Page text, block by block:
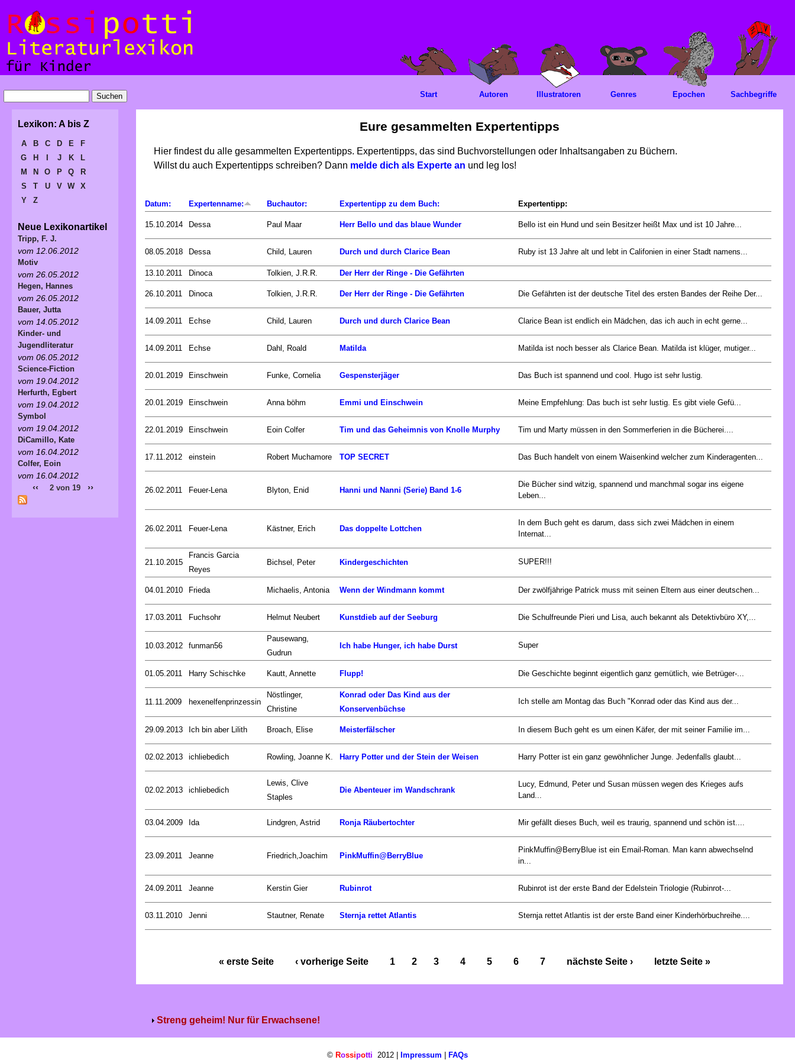
Eure gesammelten Expertentipps
Hier findest du alle gesammelten Expertentipps. Expertentipps, das sind Buchvorstellungen oder Inhaltsangaben zu Büchern.
Willst du auch Expertentipps schreiben? Dann melde dich als Experte an und leg los!
Datum: Expertenname: Buchautor: Expertentipp zu dem Buch: Expertentipp:
15.10.2014 Dessa Paul Maar Herr Bello und das blaue Wunder Bello ist ein Hund und sein Besitzer heißt Max und ist 10 Jahre...
08.05.2018 Dessa Child, Lauren Durch und durch Clarice Bean Ruby ist 13 Jahre alt und lebt in Califonien in einer Stadt namens...
13.10.2011 Dinoca Tolkien, J.R.R. Der Herr der Ringe - Die Gefährten
26.10.2011 Dinoca Tolkien, J.R.R. Der Herr der Ringe - Die Gefährten Die Gefährten ist der deutsche Titel des ersten Bandes der Reihe Der...
14.09.2011 Echse Child, Lauren Durch und durch Clarice Bean Clarice Bean ist endlich ein Mädchen, das ich auch in echt gerne...
14.09.2011 Echse Dahl, Roald Matilda Matilda ist noch besser als Clarice Bean. Matilda ist klüger, mutiger...
20.01.2019 Einschwein Funke, Cornelia Gespensterjäger Das Buch ist spannend und cool. Hugo ist sehr lustig.
20.01.2019 Einschwein Anna böhm Emmi und Einschwein Meine Empfehlung: Das buch ist sehr lustig. Es gibt viele Gefü...
22.01.2019 Einschwein Eoin Colfer Tim und das Geheimnis von Knolle Murphy Tim und Marty müssen in den Sommerferien in die Bücherei....
17.11.2012 einstein Robert Muchamore TOP SECRET Das Buch handelt von einem Waisenkind welcher zum Kinderagenten...
26.02.2011 Feuer-Lena Blyton, Enid Hanni und Nanni (Serie) Band 1-6
Die Bücher sind witzig, spannend und manchmal sogar ins eigene
Leben...
26.02.2011 Feuer-Lena Kästner, Erich Das doppelte Lottchen
In dem Buch geht es darum, dass sich zwei Mädchen in einem
Internat...
21.10.2015
Francis Garcia
Reyes
Bichsel, Peter Kindergeschichten SUPER!!!
04.01.2010 Frieda Michaelis, Antonia Wenn der Windmann kommt Der zwölfjährige Patrick muss mit seinen Eltern aus einer deutschen...
17.03.2011 Fuchsohr Helmut Neubert Kunstdieb auf der Seeburg Die Schulfreunde Pieri und Lisa, auch bekannt als Detektivbüro XY,...
10.03.2012 funman56
Pausewang,
Gudrun
Ich habe Hunger, ich habe Durst Super
01.05.2011 Harry Schischke Kautt, Annette Flupp! Die Geschichte beginnt eigentlich ganz gemütlich, wie Betrüger-...
11.11.2009 hexenelfenprinzessin
Nöstlinger,
Christine
Konrad oder Das Kind aus der
Konservenbüchse
Ich stelle am Montag das Buch "Konrad oder das Kind aus der...
29.09.2013 Ich bin aber Lilith Broach, Elise Meisterfälscher In diesem Buch geht es um einen Käfer, der mit seiner Familie im...
02.02.2013 ichliebedich Rowling, Joanne K. Harry Potter und der Stein der Weisen Harry Potter ist ein ganz gewöhnlicher Junge. Jedenfalls glaubt...
02.02.2013 ichliebedich
Lewis, Clive
Staples
Die Abenteuer im Wandschrank
Lucy, Edmund, Peter und Susan müssen wegen des Krieges aufs
Land...
03.04.2009 Ida Lindgren, Astrid Ronja Räubertochter Mir gefällt dieses Buch, weil es traurig, spannend und schön ist....
23.09.2011 Jeanne Friedrich,Joachim PinkMuffin@BerryBlue
PinkMuffin@BerryBlue ist ein Email-Roman. Man kann abwechselnd
in...
24.09.2011 Jeanne Kerstin Gier Rubinrot Rubinrot ist der erste Band der Edelstein Triologie (Rubinrot-...
03.11.2010 Jenni Stautner, Renate Sternja rettet Atlantis Sternja rettet Atlantis ist der erste Band einer Kinderhörbuchreihe....
« erste Seite ‹ vorherige Seite 1 2 3 4 5 6 7 nächste Seite › letzte Seite »
Streng geheim! Nur für Erwachsene!
Start Autoren Illustratoren Genres Epochen Sachbegriffe
Lexikon: A bis Z
A B C D E
F
G
H J K
L
M
N O P Q
R
S
T U V W
X
Y
Z
Neue Lexikonartikel
Tripp, F. J.
vom 12.06.2012
Motiv
vom 26.05.2012
Hegen, Hannes
vom 26.05.2012
Bauer, Jutta
vom 14.05.2012
Kinder- und
Jugendliteratur
vom 06.05.2012
Science-Fiction
vom 19.04.2012
Herfurth, Egbert
vom 19.04.2012
Symbol
vom 19.04.2012
DiCamillo, Kate
vom 16.04.2012
Colfer, Eoin
vom 16.04.2012
‹‹ 2 von 19 ››
© Rossipotti 2012 | Impressum | FAQs